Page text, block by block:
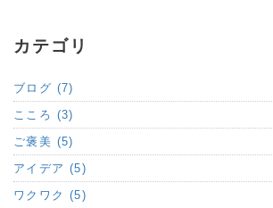
カテゴリ
ブログ (7)
こころ (3)
ご褒美 (5)
アイデア (5)
ワクワク (5)